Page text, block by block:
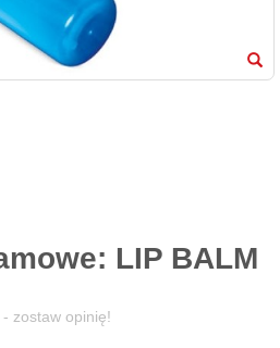
LIP BALM
zostaw opinię!